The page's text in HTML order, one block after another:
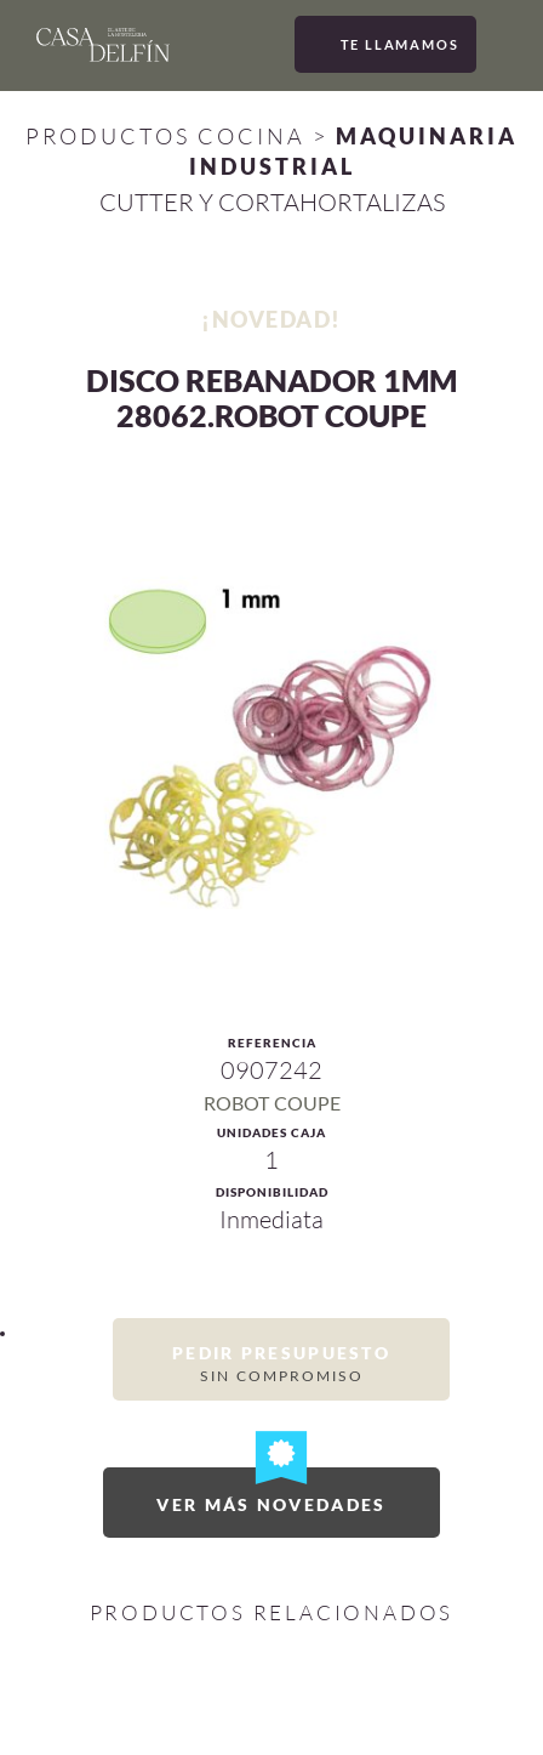
TE LLAMAMOS
PRODUCTOS COCINA > MAQUINARIA
INDUSTRIAL
CUTTER Y CORTAHORTALIZAS
¡NOVEDAD!
DISCO REBANADOR 1MM
28062.ROBOT COUPE
REFERENCIA
0907242
ROBOT COUPE
UNIDADES CAJA
1
DISPONIBILIDAD
Inmediata
PEDIR PRESUPUESTO
SIN COMPROMISO
VER MÁS NOVEDADES
PRODUCTOS RELACIONADOS